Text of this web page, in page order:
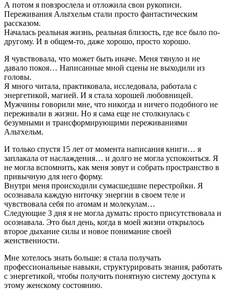
А потом я повзрослела и отложила свои рукописи.
Переживания Альтхельм стали просто фантастическим
рассказом.
Началась реальная жизнь, реальная близость, где все было по-
другому. И в общем-то, даже хорошо, просто хорошо.
Я чувствовала, что может быть иначе. Меня тянуло и не
давало покоя… Написанные мной сцены не выходили из
головы.
Я много читала, практиковала, исследовала, работала с
энергетикой, магией. И я стала хорошей любовницей.
Мужчины говорили мне, что никогда и ничего подобного не
переживали в жизни. Но я сама еще не столкнулась с
безумными и трансформирующими переживаниями
Альтхельм.
И только спустя 15 лет от момента написания книги… я
заплакала от наслаждения… и долго не могла успокоиться. Я
не могла вспомнить, как меня зовут и собрать пространство в
привычную для него форму.
Внутри меня происходили сумасшедшие перестройки. Я
осознавала каждую ниточку энергии в своем теле и
чувствовала себя по атомам и молекулам…
Следующие 3 дня я не могла думать: просто присутствовала и
осознавала. Это был день, когда в моей жизни открылось
второе дыхание силы и новое понимание своей
женственности.
Мне хотелось знать больше: я стала получать
профессиональные навыки, структурировать знания, работать
с энергетикой, чтобы получить понятную систему доступа к
этому женскому состоянию.